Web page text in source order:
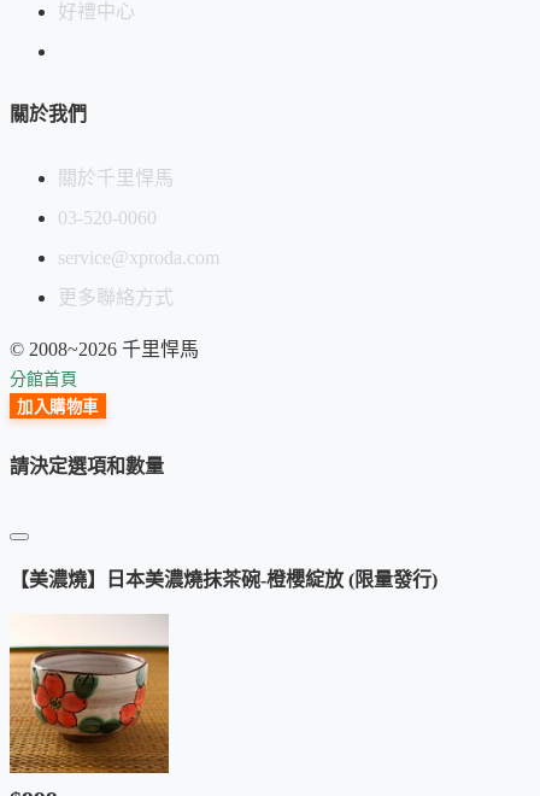
好禮中心
關於我們
關於千里悍馬
03-520-0060
service@xproda.com
更多聯絡方式
© 2008~2026 千里悍馬
分館首頁
加入購物車
請決定選項和數量
【美濃燒】日本美濃燒抹茶碗-橙櫻綻放 (限量發行)